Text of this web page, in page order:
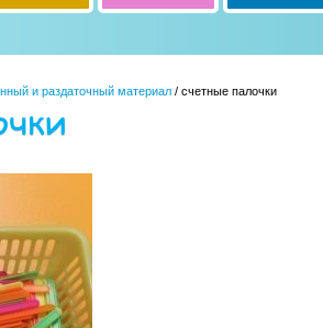
и раздаточный материал / счетные палочки